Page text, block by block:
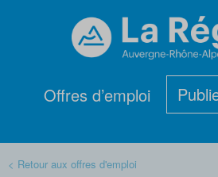
Offres d’emploi
< Retour aux offres d'emploi